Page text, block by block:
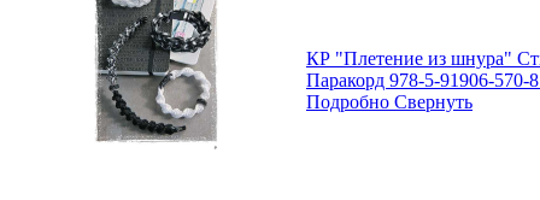
КР "Плетение из шнура"
Паракорд 978-5-91906-570-
Подробно Свернуть